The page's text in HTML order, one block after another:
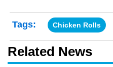
Tags: Chicken Rolls
Related News